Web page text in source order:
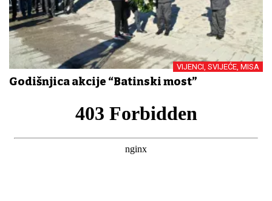
VIJENCI, SVIJEĆE, MISA
Godišnjica akcije “Batinski most”